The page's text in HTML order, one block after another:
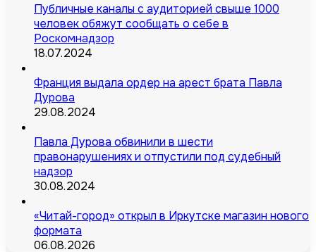
Публичные каналы с аудиторией свыше 1000
человек обяжут сообщать о себе в
Роскомнадзор
18.07.2024
Франция выдала ордер на арест брата Павла
Дурова
29.08.2024
Павла Дурова обвинили в шести
правонарушениях и отпустили под судебный
надзор
30.08.2024
«Читай-город» открыл в Иркутске магазин нового
формата
06.08.2026